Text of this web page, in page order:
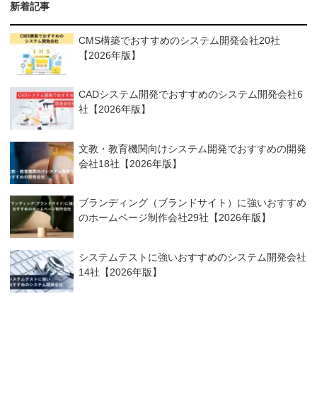
新着記事
CMS構築でおすすめのシステム開発会社20社
【2026年版】
CADシステム開発でおすすめのシステム開発会社6
社【2026年版】
文教・教育機関向けシステム開発でおすすめの開発
会社18社【2026年版】
ブランディング（ブランドサイト）に強いおすすめ
のホームページ制作会社29社【2026年版】
システムテストに強いおすすめのシステム開発会社
14社【2026年版】